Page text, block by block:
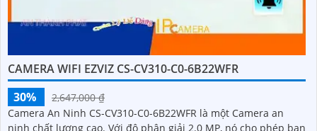
CAMERA WIFI EZVIZ CS-CV310-C0-6B22WFR
30%
2,647,000 ₫
Camera An Ninh CS-CV310-C0-6B22WFR là một Camera an
ninh chất lượng cao. Với độ phân giải 2.0 MP, nó cho phép bạn